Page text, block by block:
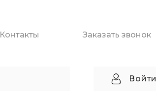
Контакты Заказать звонок
Войти